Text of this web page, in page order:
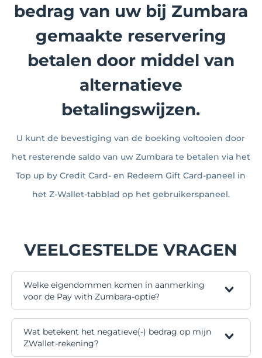
bedrag van uw bij Zumbara
gemaakte reservering
betalen door middel van
alternatieve
betalingswijzen.
U kunt de bevestiging van de boeking voltooien door
het resterende saldo van uw Zumbara te betalen via het
Top up by Credit Card- en Redeem Gift Card-paneel in
het Z-Wallet-tabblad op het gebruikerspaneel.
VEELGESTELDE VRAGEN
Welke eigendommen komen in aanmerking
voor de Pay with Zumbara-optie?
Wat betekent het negatieve(-) bedrag op mijn
ZWallet-rekening?